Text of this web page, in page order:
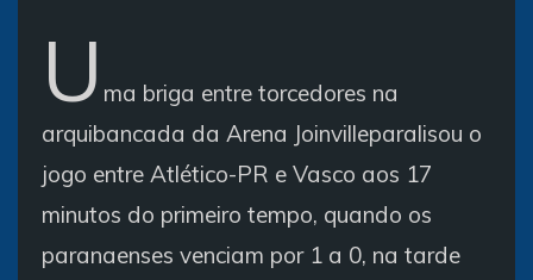
U ma briga entre torcedores na
arquibancada da Arena Joinvilleparalisou o
jogo entre Atlético-PR e Vasco aos 17
minutos do primeiro tempo, quando os
paranaenses venciam por 1 a 0, na tarde